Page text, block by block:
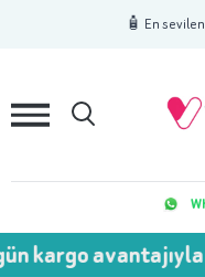
🧴 En
avantajıyla